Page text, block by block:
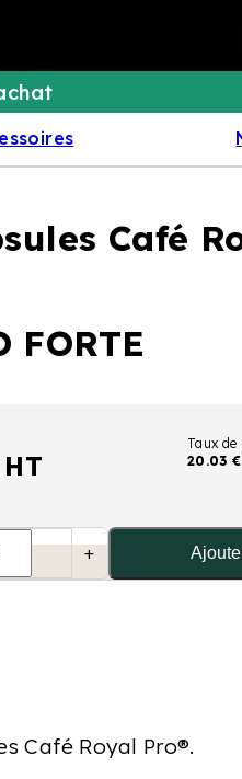
Café
FORTE
Taux de
20.03
+
Café Royal Pro®.